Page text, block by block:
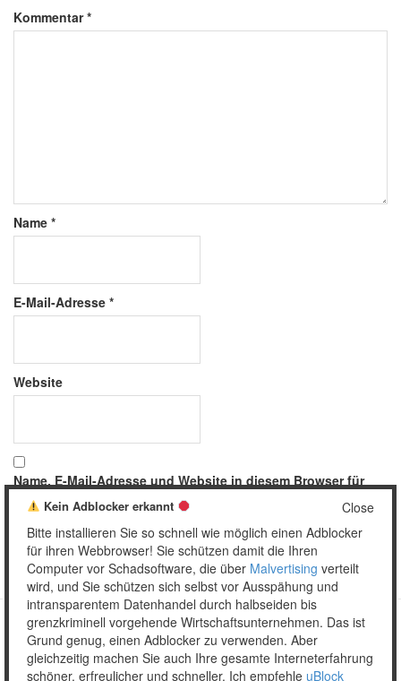
Kommentar*
Name *
E-Mail-Adresse *
Website
Name, E-Mail-Adresse und Website in diesem Browser für
meinen nächsten Kommentar speichern.
Copyright © 2026 Unser täglich Spam.
MobileWordPress Theme by themehall.com
Close
Kein Adblocker erkannt
Bitte installieren Sie so schnell wie möglich einen Adblocker
für ihren Webbrowser! Sie schützen damit die Ihren
Computer vor Schadsoftware, die über Malvertising verteilt
wird, und Sie schützen sich selbst vor Ausspähung und
intransparentem Datenhandel durch halbseiden bis
grenzkriminell vorgehende Wirtschaftsunternehmen. Das ist
Grund genug, einen Adblocker zu verwenden. Aber
gleichzeitig machen Sie auch Ihre gesamte Interneterfahrung
schöner, erfreulicher und schneller. Ich empfehle uBlock